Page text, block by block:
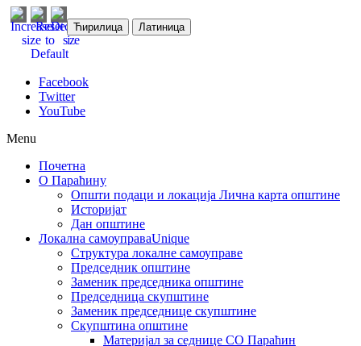
Ћирилица Латиница
Facebook
Twitter
YouTube
Menu
Почетна
О Параћину
Општи подаци и локација Лична карта општине
Историјат
Дан општине
Локална самоуправаUnique
Структура локалне самоуправе
Председник општине
Заменик председника општине
Председница скупштине
Заменик председнице скупштине
Скупштина општине
Материјал за седнице СО Параћин